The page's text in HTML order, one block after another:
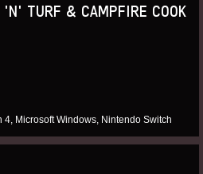
'N' TURF & CAMPFIRE COOK
4, Microsoft Windows, Nintendo Switch